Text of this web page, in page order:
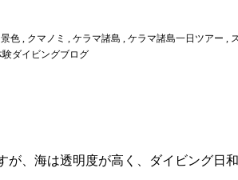
色 クマノミ ケラマ諸島 ケラマ諸島一日ツアー
ダイビングブログ
が、海は透明度が高く、ダイビング日